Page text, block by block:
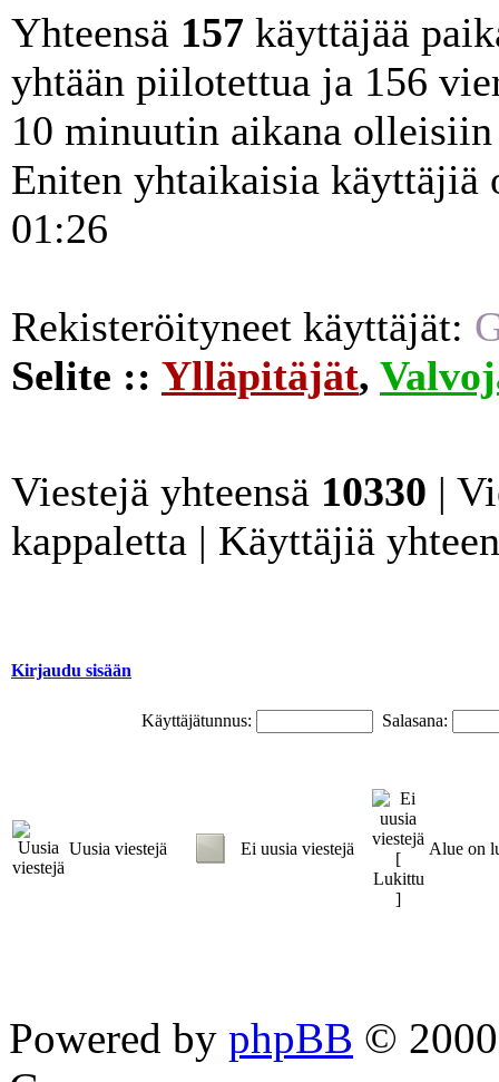
Yhteensä 157 käyttäjää
yhtään piilotettua ja 156
10 minuutin aikana
Eniten yhtaikaisia
01:26
Rekisteröityneet käyttäjät:
Selite :: Ylläpitäjät,
Viestejä yhteensä 10330 |
kappaletta | Käyttäjiä
Kirjaudu sisään
Käyttäjätunnus: Salasana:
Uusia viestejä Ei uusia viestejä Alue on
Powered by phpBB ©